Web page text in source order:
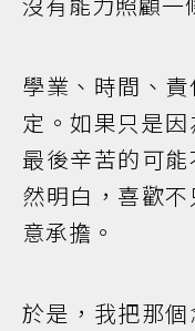
學業、時間、
定。如果只是
最後辛苦的可
然明白，喜歡
意承擔。
於是，我把那